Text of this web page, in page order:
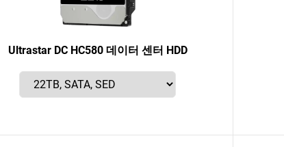
Ultrastar DC HC580 데이터 센터 HDD